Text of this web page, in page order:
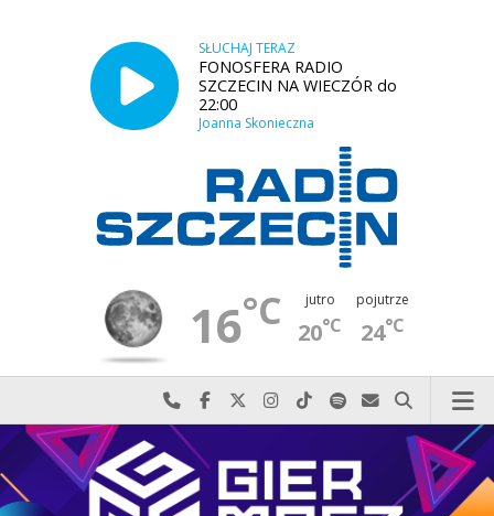
SŁUCHAJ TERAZ
FONOSFERA RADIO
SZCZECIN NA WIECZÓR do
22:00
Joanna Skonieczna
16°C jutro
20°C
pojutrze
24°C
Najlepiej po prostu do nas zadzwoń
Odwiedź nas na Facebook-u
Odwiedź nas na X
Odwiedź nas na Instagram-ie
Odwiedź nas na TikTok-u
Szukaj nas na Spotify
Wyślij do nas
Szukaj